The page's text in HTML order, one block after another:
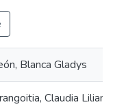
Blanca Gladys
Claudia Liliana